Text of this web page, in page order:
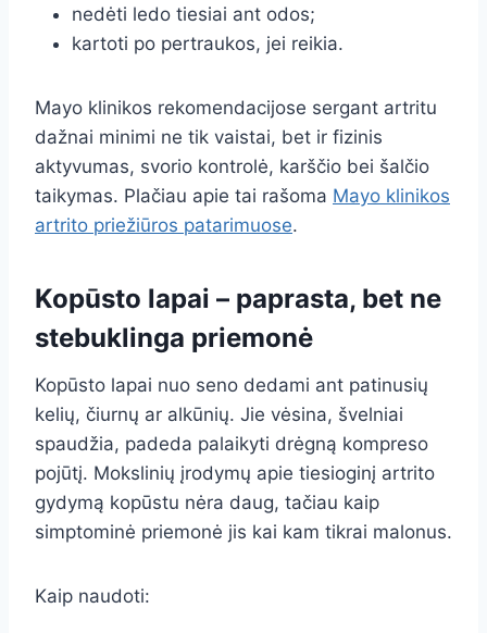
nedėti ledo tiesiai ant odos;
kartoti po pertraukos, jei reikia.
Mayo klinikos rekomendacijose sergant artritu
dažnai minimi ne tik vaistai, bet ir fizinis
aktyvumas, svorio kontrolė, karščio bei šalčio
taikymas. Plačiau apie tai rašoma Mayo klinikos
artrito priežiūros patarimuose.
Kopūsto lapai – paprasta, bet ne
stebuklinga priemonė
Kopūsto lapai nuo seno dedami ant patinusių
kelių, čiurnų ar alkūnių. Jie vėsina, švelniai
spaudžia, padeda palaikyti drėgną kompreso
pojūtį. Mokslinių įrodymų apie tiesioginį artrito
gydymą kopūstu nėra daug, tačiau kaip
simptominė priemonė jis kai kam tikrai malonus.
Kaip naudoti: